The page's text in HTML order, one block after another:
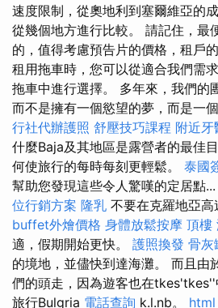
速度限制，從奧地利到塞爾維亞的
從幾個地方進行比較。 請記住，最
的，值得考慮預告片的價格，租戶
租用拖車時，您可以從適合我們需
拖車中進行選擇。 多年來，我們的
而不是擁有一個慾望的夢，而是一
行社代辦護照 舒壓技巧課程 附近牙
什麼Baja及其地區是露營者的最佳
何使旅行的每時每刻更輕鬆。 泰國
幫助您發現這些令人驚嘆的定居點...
位行銷方案 隆乳 不要在克羅地亞高
buffet外燴價格 身體放鬆按摩 頂樓
適，假期開始更快。 護照換發 骨灰
的境地，並儘快到達海灘。 而且由
們的頭走，因為遊客也在tkes'tkes''
旅行Bulgria 電話查詢 k.l.nb。 html